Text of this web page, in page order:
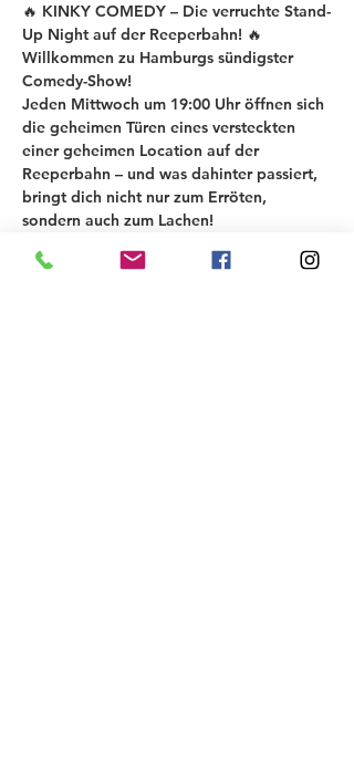
🔥 KINKY COMEDY – Die verruchte Stand-
Up Night auf der Reeperbahn! 🔥
Willkommen zu Hamburgs sündigster
Comedy-Show!
Jeden Mittwoch um 19:00 Uhr öffnen sich
die geheimen Türen eines versteckten
einer geheimen Location auf der
Reeperbahn – und was dahinter passiert,
bringt dich nicht nur zum Erröten,
sondern auch zum Lachen!
Bei der KINKY COMEDY New Material